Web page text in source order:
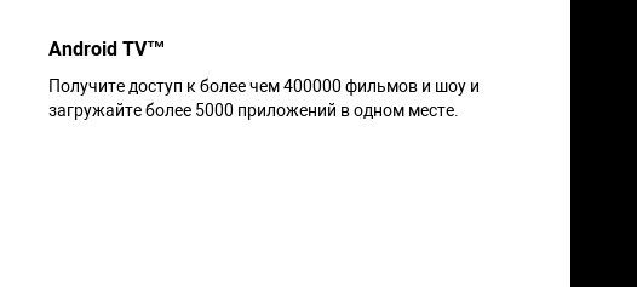
Android TV™
Получите доступ к более чем 400000 фильмов и шоу и
загружайте более 5000 приложений в одном месте.